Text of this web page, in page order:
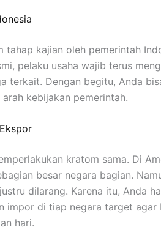
kajian oleh pemerintah
pelaku usaha wajib terus
terkait. Dengan begitu, Anda
kebijakan pemerintah.
kratom sama. Di
besar negara bagian.
dilarang. Karena itu, Anda
impor di tiap negara target agar
hari.